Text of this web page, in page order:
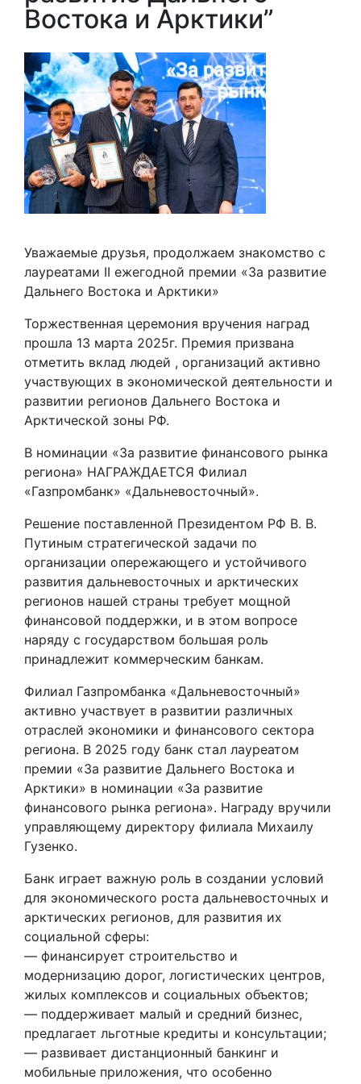
Востока и Арктики”
Уважаемые друзья, продолжаем знакомство с
лауреатами II ежегодной премии «За развитие
Дальнего Востока и Арктики»
Торжественная церемония вручения наград
прошла 13 марта 2025г. Премия призвана
отметить вклад людей , организаций активно
участвующих в экономической деятельности и
развитии регионов Дальнего Востока и
Арктической зоны РФ.
В номинации «За развитие финансового рынка
региона» НАГРАЖДАЕТСЯ Филиал
«Газпромбанк» «Дальневосточный».
Решение поставленной Президентом РФ В. В.
Путиным стратегической задачи по
организации опережающего и устойчивого
развития дальневосточных и арктических
регионов нашей страны требует мощной
финансовой поддержки, и в этом вопросе
наряду с государством большая роль
принадлежит коммерческим банкам.
Филиал Газпромбанка «Дальневосточный»
активно участвует в развитии различных
отраслей экономики и финансового сектора
региона. В 2025 году банк стал лауреатом
премии «За развитие Дальнего Востока и
Арктики» в номинации «За развитие
финансового рынка региона». Награду вручили
управляющему директору филиала Михаилу
Гузенко.
Банк играет важную роль в создании условий
для экономического роста дальневосточных и
арктических регионов, для развития их
социальной сферы:
— финансирует строительство и
модернизацию дорог, логистических центров,
жилых комплексов и социальных объектов;
— поддерживает малый и средний бизнес,
предлагает льготные кредиты и консультации;
— развивает дистанционный банкинг и
мобильные приложения, что особенно